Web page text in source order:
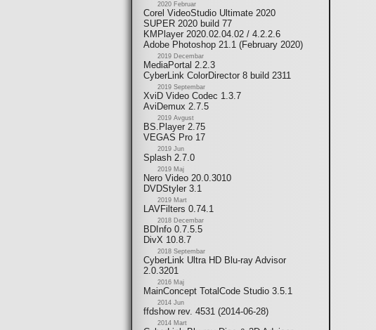
2020 Februar
Corel VideoStudio Ultimate 2020
SUPER 2020 build 77
KMPlayer 2020.02.04.02 / 4.2.2.6
Adobe Photoshop 21.1 (February 2020)
2019 Decembar
MediaPortal 2.2.3
CyberLink ColorDirector 8 build 2311
2019 Septembar
XviD Video Codec 1.3.7
AviDemux 2.7.5
2019 Avgust
BS.Player 2.75
VEGAS Pro 17
2019 Jun
Splash 2.7.0
2019 Maj
Nero Video 20.0.3010
DVDStyler 3.1
2019 Mart
LAVFilters 0.74.1
2018 Decembar
BDInfo 0.7.5.5
DivX 10.8.7
2018 Septembar
CyberLink Ultra HD Blu-ray Advisor
2.0.3201
2016 Maj
MainConcept TotalCode Studio 3.5.1
2014 Jun
ffdshow rev. 4531 (2014-06-28)
2014 Mart